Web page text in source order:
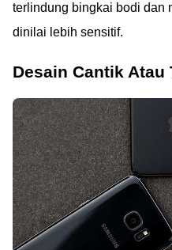
terlindung bingkai bodi dan
dinilai lebih sensitif.
Desain Cantik Atau